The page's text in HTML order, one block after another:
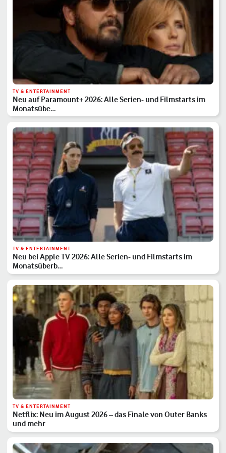
TV & ENTERTAINMENT
Neu auf Paramount+ 2026: Alle Serien- und Filmstarts im
Monatsübe…
TV & ENTERTAINMENT
Neu bei Apple TV 2026: Alle Serien- und Filmstarts im
Monatsüberb…
TV & ENTERTAINMENT
Netflix: Neu im August 2026 – das Finale von Outer Banks
und mehr